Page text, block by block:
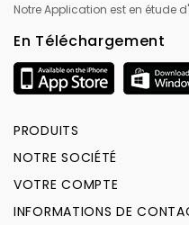
Notre Application est en étude
En Téléchargement
PRODUITS
NOTRE SOCIÉTÉ
VOTRE COMPTE
INFORMATIONS DE